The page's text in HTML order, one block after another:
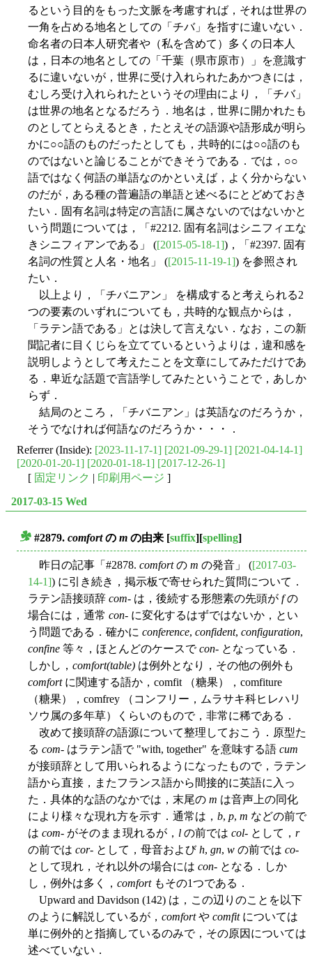
るという目的をもった文脈を考慮すれば，それは世界の
一角を占める地名としての「チバ」を指すに違いない．
命名者の日本人研究者や（私を含めて）多くの日本人
は，日本の地名としての「千葉（県市原市）」を意識す
るに違いないが，世界に受け入れられたあかつきには，
むしろ受け入れられたというその理由により，「チバ」
は世界の地名となるだろう．地名は，世界に開かれたも
のとしてとらえるとき，たとえその語源や語形成が明ら
かに○○語のものだったとしても，共時的には○○語のも
のではないと論じることができそうである．では，○○
語ではなく何語の単語なのかといえば，よく分からない
のだが，ある種の普遍語の単語と述べるにとどめておき
たい．固有名詞は特定の言語に属さないのではないかと
いう問題については，「#2212. 固有名詞はシニフィエな
きシニフィアンである」 ([2015-05-18-1])，「#2397. 固有
名詞の性質と人名・地名」 ([2015-11-19-1]) を参照され
たい．
以上より，「チバニアン」 を構成すると考えられる2
つの要素のいずれについても，共時的な観点からは，
「ラテン語である」とは決して言えない．なお，この新
聞記者に目くじらを立てているというよりは，違和感を
説明しようとして考えたことを文章にしてみただけであ
る．卑近な話題で言語学してみたということで，あしか
らず．
結局のところ，「チバニアン」は英語なのだろうか，
そうでなければ何語なのだろうか・・・．
Referrer (Inside): [2023-11-17-1] [2021-09-29-1] [2021-04-14-1]
[2020-01-20-1] [2020-01-18-1] [2017-12-26-1]
[ 固定リンク | 印刷用ページ ]
2017-03-15 Wed
#2879. comfortの m の由来 [suffix][spelling]
昨日の記事「#2878. comfortの m の発音」 ([2017-03-
14-1]) に引き続き，掲示板で寄せられた質問について．
ラテン語接頭辞 com- は，後続する形態素の先頭が fの
場合には，通常 con- に変化するはずではないか，とい
う問題である．確かに conference, confident, configuration,
confine 等々，ほとんどのケースでcon- となっている．
しかし， comfort(table) は例外となり，その他の例外も
comfortに関連する語か，comfit （糖果），comfiture
（糖果），comfrey （コンフリー，ムラサキ科ヒレハリ
ソウ属の多年草）くらいのもので，非常に稀である．
改めて接頭辞の語源について整理しておこう．原型た
る com- はラテン語で "with, together" を意味する語 cum
が接頭辞として用いられるようになったもので，ラテン
語から直接，またフランス語から間接的に英語に入っ
た．具体的な語のなかでは，末尾の m は音声上の同化
により様々な現れ方を示す．通常は， b, p, m などの前で
は com- がそのまま現れるが， l の前では col- として， r
の前では cor- として，母音およびh, gn, w の前では co-
として現れ，それ以外の場合には con- となる．しか
し，例外は多く， comfortもその1つである．
Upward and Davidson (142) は，この辺りのことを以下
のように解説しているが， comfortや comfitについては
単に例外的と指摘しているのみで，その原因については
述べていない．